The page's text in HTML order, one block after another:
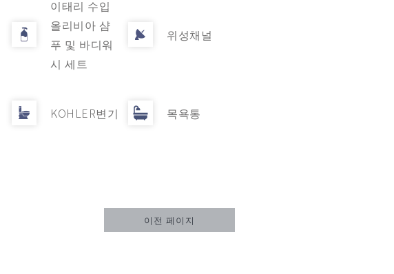
이태리 수입
올리비아 샴
푸 및 바디워
시 세트
위성채널
KOHLER변기 목욕통
이전 페이지